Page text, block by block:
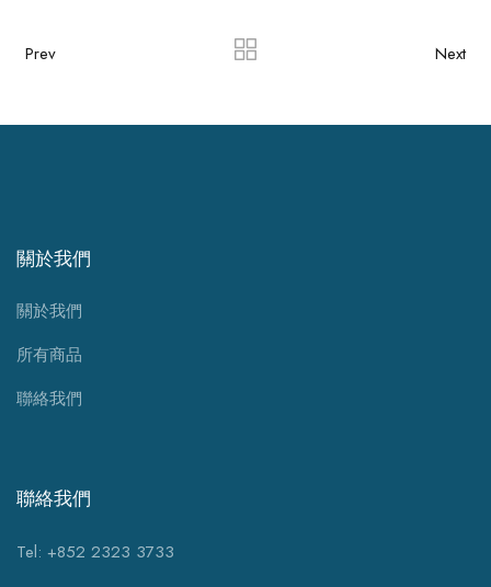
Prev Next
關於我們
關於我們
所有商品
聯絡我們
聯絡我們
Tel: +852 2323 3733